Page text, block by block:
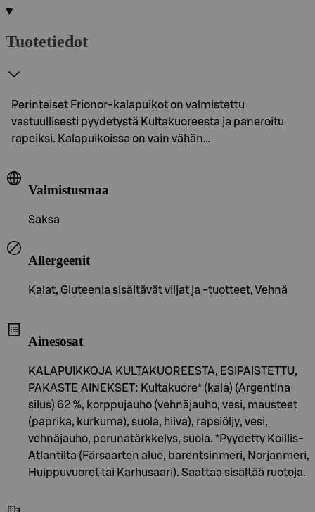
Tuotetiedot
Perinteiset Frionor-kalapuikot on valmistettu
vastuullisesti pyydetystä Kultakuoreesta ja paneroitu
rapeiksi. Kalapuikoissa on vain vähän…
Valmistusmaa
Saksa
Allergeenit
Kalat, Gluteenia sisältävät viljat ja -tuotteet, Vehnä
Ainesosat
KALAPUIKKOJA KULTAKUOREESTA, ESIPAISTETTU,
PAKASTE AINEKSET: Kultakuore* (kala) (Argentina
silus) 62 %, korppujauho (vehnäjauho, vesi, mausteet
(paprika, kurkuma), suola, hiiva), rapsiöljy, vesi,
vehnäjauho, perunatärkkelys, suola. *Pyydetty Koillis-
Atlantilta (Färsaarten alue, barentsinmeri, Norjanmeri,
Huippuvuoret tai Karhusaari). Saattaa sisältää ruotoja.